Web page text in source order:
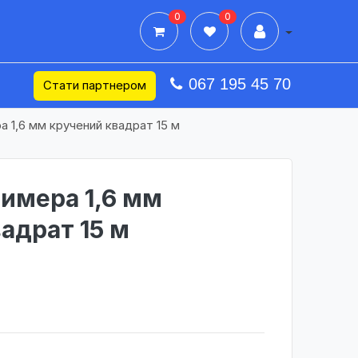
0 0
Стати партнером 067 195 45 70
1,6 мм кручений квадрат 15 м
1,6 мм
15 м